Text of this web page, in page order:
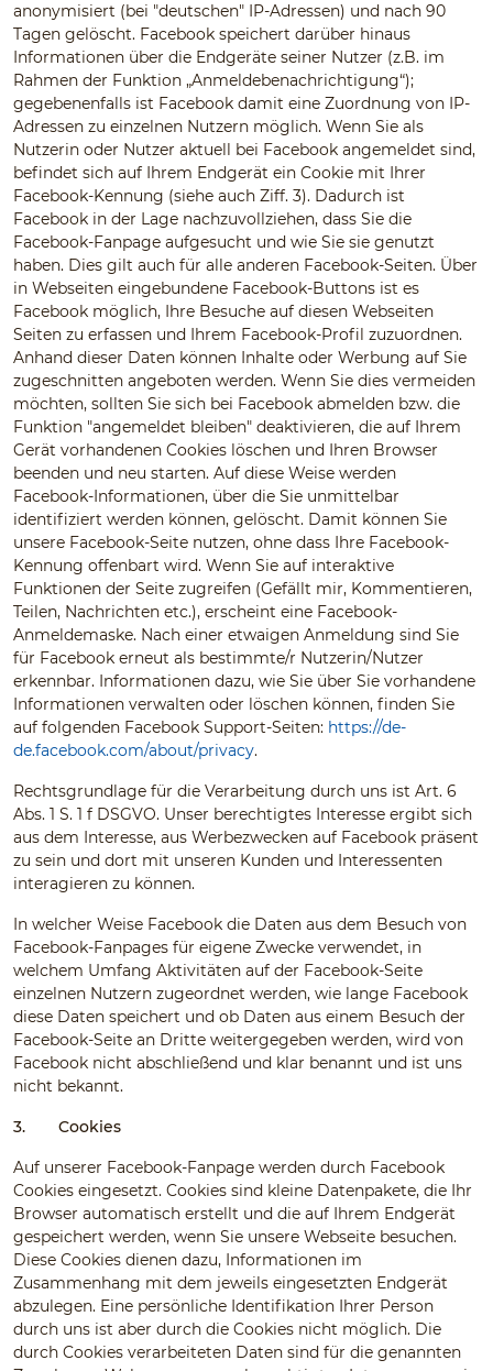
anonymisiert (bei "deutschen" IP-Adressen) und nach 90
Tagen gelöscht. Facebook speichert darüber hinaus
Informationen über die Endgeräte seiner Nutzer (z.B. im
Rahmen der Funktion „Anmeldebenachrichtigung“);
gegebenenfalls ist Facebook damit eine Zuordnung von IP-
Adressen zu einzelnen Nutzern möglich. Wenn Sie als
Nutzerin oder Nutzer aktuell bei Facebook angemeldet sind,
befindet sich auf Ihrem Endgerät ein Cookie mit Ihrer
Facebook-Kennung (siehe auch Ziff. 3). Dadurch ist
Facebook in der Lage nachzuvollziehen, dass Sie die
Facebook-Fanpage aufgesucht und wie Sie sie genutzt
haben. Dies gilt auch für alle anderen Facebook-Seiten. Über
in Webseiten eingebundene Facebook-Buttons ist es
Facebook möglich, Ihre Besuche auf diesen Webseiten
Seiten zu erfassen und Ihrem Facebook-Profil zuzuordnen.
Anhand dieser Daten können Inhalte oder Werbung auf Sie
zugeschnitten angeboten werden. Wenn Sie dies vermeiden
möchten, sollten Sie sich bei Facebook abmelden bzw. die
Funktion "angemeldet bleiben" deaktivieren, die auf Ihrem
Gerät vorhandenen Cookies löschen und Ihren Browser
beenden und neu starten. Auf diese Weise werden
Facebook-Informationen, über die Sie unmittelbar
identifiziert werden können, gelöscht. Damit können Sie
unsere Facebook-Seite nutzen, ohne dass Ihre Facebook-
Kennung offenbart wird. Wenn Sie auf interaktive
Funktionen der Seite zugreifen (Gefällt mir, Kommentieren,
Teilen, Nachrichten etc.), erscheint eine Facebook-
Anmeldemaske. Nach einer etwaigen Anmeldung sind Sie
für Facebook erneut als bestimmte/r Nutzerin/Nutzer
erkennbar. Informationen dazu, wie Sie über Sie vorhandene
Informationen verwalten oder löschen können, finden Sie
auf folgenden Facebook Support-Seiten: https://de-
de.facebook.com/about/privacy.
Rechtsgrundlage für die Verarbeitung durch uns ist Art. 6
Abs. 1 S. 1 f DSGVO. Unser berechtigtes Interesse ergibt sich
aus dem Interesse, aus Werbezwecken auf Facebook präsent
zu sein und dort mit unseren Kunden und Interessenten
interagieren zu können.
In welcher Weise Facebook die Daten aus dem Besuch von
Facebook-Fanpages für eigene Zwecke verwendet, in
welchem Umfang Aktivitäten auf der Facebook-Seite
einzelnen Nutzern zugeordnet werden, wie lange Facebook
diese Daten speichert und ob Daten aus einem Besuch der
Facebook-Seite an Dritte weitergegeben werden, wird von
Facebook nicht abschließend und klar benannt und ist uns
nicht bekannt.
3. Cookies
Auf unserer Facebook-Fanpage werden durch Facebook
Cookies eingesetzt. Cookies sind kleine Datenpakete, die Ihr
Browser automatisch erstellt und die auf Ihrem Endgerät
gespeichert werden, wenn Sie unsere Webseite besuchen.
Diese Cookies dienen dazu, Informationen im
Zusammenhang mit dem jeweils eingesetzten Endgerät
abzulegen. Eine persönliche Identifikation Ihrer Person
durch uns ist aber durch die Cookies nicht möglich. Die
durch Cookies verarbeiteten Daten sind für die genannten